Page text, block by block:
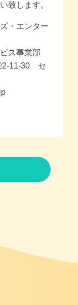
致します。
・エンター
ス事業部
2-11-30 セ